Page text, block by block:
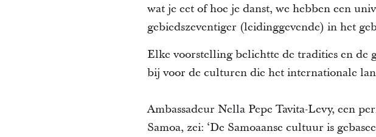
wat je eet of hoe je danst, we hebben een
gebiedszeventiger (leidinggevende) in het
Elke voorstelling belichtte de tradities en de
bij voor de culturen die het internationale
Ambassadeur Nella Pepe Tavita-Levy, een
Samoa, zei: ‘De Samoaanse cultuur is